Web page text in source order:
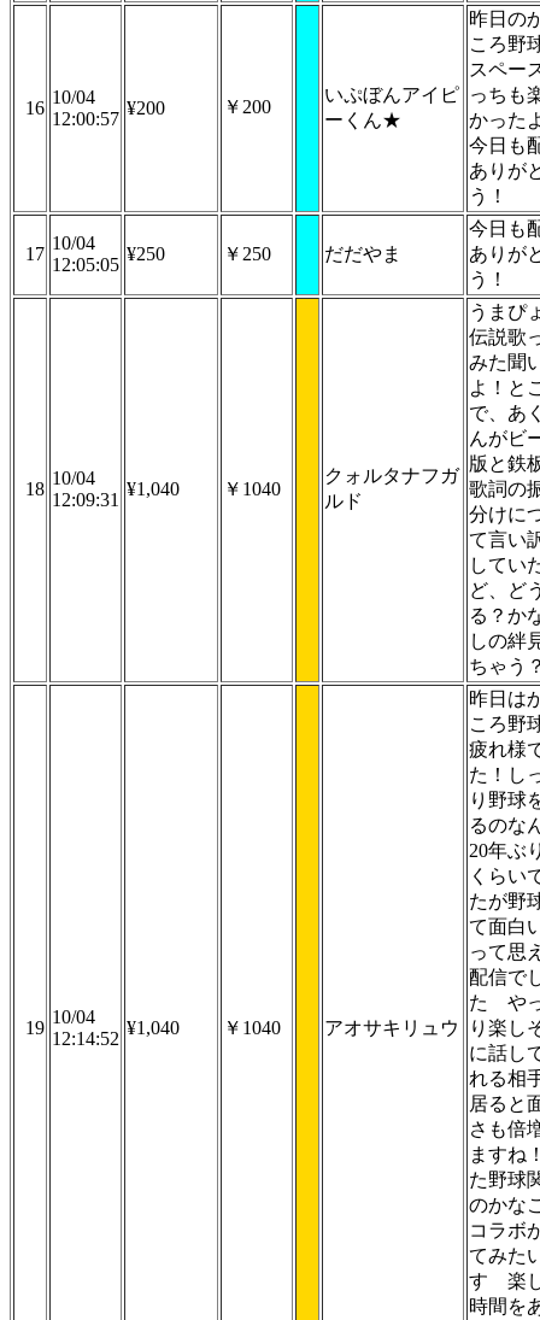
16
10/04
12:00:57
¥200 ￥200
いぷぼんアイピ
ーくん★
昨日の
ころ野
スペー
っちも
かった
今日も
ありが
う！
17
10/04
12:05:05
¥250 ￥250 だだやま
今日も
ありが
う！
18
10/04
12:09:31
¥1,040 ￥1040
クォルタナフガ
ルド
うまぴ
伝説歌
みた聞
よ！と
で、あ
んがビ
版と鉄
歌詞の
分けに
て言い
してい
ど、ど
る？か
しの絆
ちゃう
19
10/04
12:14:52
¥1,040 ￥1040 アオサキリュウ
昨日は
ころ野
疲れ様
た！し
り野球
るのな
20年ぶ
くらい
たが野
て面白
って思
配信で
た や
り楽し
に話し
れる相
居ると
さも倍
ますね
た野球
のかな
コラボ
てみた
す 楽
時間を